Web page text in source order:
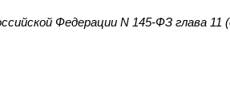
Федерации N 145-ФЗ глава 11